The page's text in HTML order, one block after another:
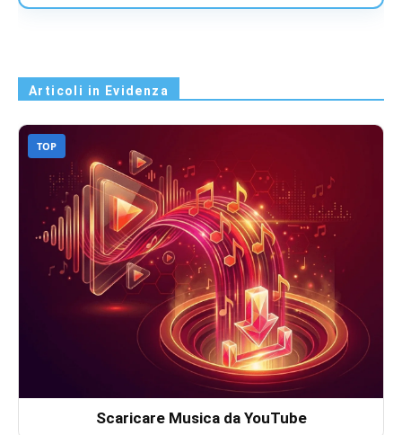
Articoli in Evidenza
TOP
Scaricare Musica da YouTube